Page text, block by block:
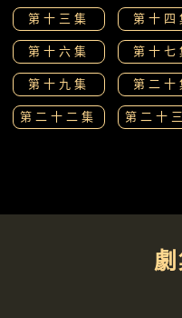
第十三集
第十四
第十六集
第十七
第十九集
第二十
第二十二集
第二十